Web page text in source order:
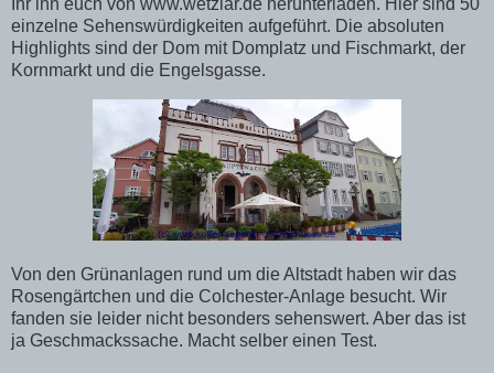
Ihr ihn euch von www.wetzlar.de herunterladen. Hier sind 50
einzelne Sehenswürdigkeiten aufgeführt. Die absoluten
Highlights sind der Dom mit Domplatz und Fischmarkt, der
Kornmarkt und die Engelsgasse.
Von den Grünanlagen rund um die Altstadt haben wir das
Rosengärtchen und die Colchester-Anlage besucht. Wir
fanden sie leider nicht besonders sehenswert. Aber das ist
ja Geschmackssache. Macht selber einen Test.